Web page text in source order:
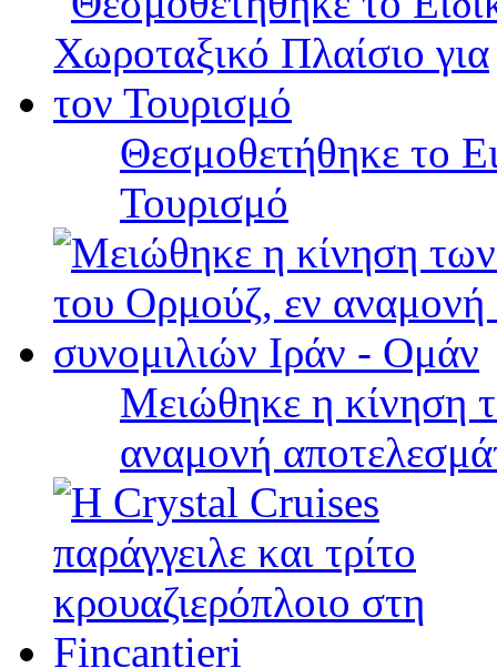
Θεσμοθετήθηκε το
Τουρισμό
Μειώθηκε η κίνηση
αναμονή